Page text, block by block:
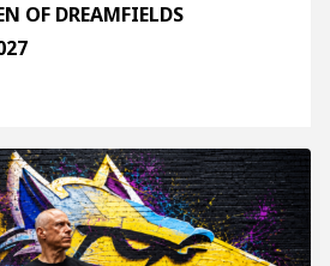
OF DREAMFIELDS